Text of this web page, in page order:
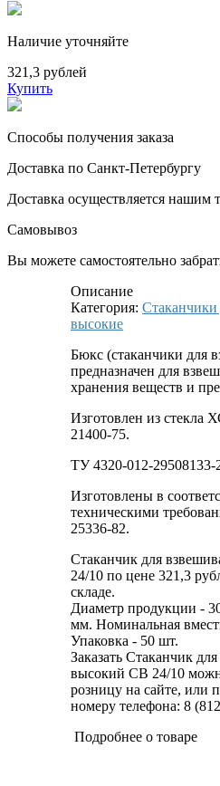
Наличие уточняйте
321,3 рублей
Купить
Способы получения заказа
Доставка по Санкт-Петербургу
Доставка осуществляется нашим
Самовывоз
Вы можете самостоятельно
Описание
Категория:
высокие
Бюкс (стаканчики для
предназначен для
хранения веществ и
Изготовлен из стекла
21400-75.
ТУ 4320-012-29508133-
Изготовлены в
техническими
25336-82.
Стаканчик для
24/10 по цене 321,3
складе.
Диаметр продукции -
мм. Номинальная
Упаковка - 50 шт.
Заказать Стаканчик
высокий СВ 24/10
розницу на сайте, или
номеру телефона: 8
Подробнее о товаре